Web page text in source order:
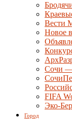
Вести
Новое в
Сочи —
FIFA
Эко-
Город